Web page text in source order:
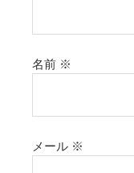
名前 ※
メール ※